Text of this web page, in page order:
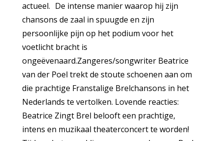
actueel. De intense manier waarop hij zijn
chansons de zaal in spuugde en zijn
persoonlijke pijn op het podium voor het
voetlicht bracht is
ongeëvenaard.Zangeres/songwriter Beatrice
van der Poel trekt de stoute schoenen aan om
die prachtige Franstalige Brelchansons in het
Nederlands te vertolken. Lovende reacties:
Beatrice Zingt Brel belooft een prachtige,
intens en muzikaal theaterconcert te worden!